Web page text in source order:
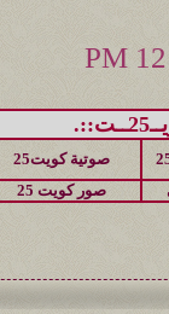
صوتية كويت25
صور كويت 25